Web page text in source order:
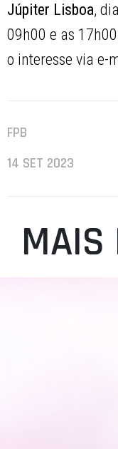
Júpiter Lisboa,
09h00 e as
o interesse via e-
FPB
14 SET 2023
MAIS